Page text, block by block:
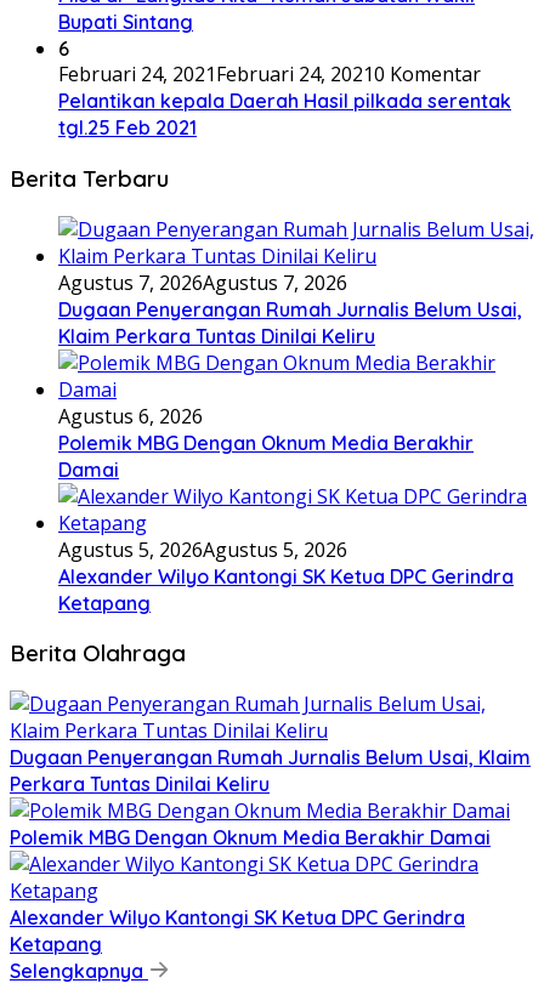
Bupati Sintang
6
Februari 24, 2021Februari 24, 20210 Komentar
Pelantikan kepala Daerah Hasil pilkada serentak
tgl.25 Feb 2021
Berita Terbaru
Agustus 7, 2026Agustus 7, 2026
Dugaan Penyerangan Rumah Jurnalis Belum Usai,
Klaim Perkara Tuntas Dinilai Keliru
Agustus 6, 2026
Polemik MBG Dengan Oknum Media Berakhir
Damai
Agustus 5, 2026Agustus 5, 2026
Alexander Wilyo Kantongi SK Ketua DPC Gerindra
Ketapang
Berita Olahraga
Dugaan Penyerangan Rumah Jurnalis Belum Usai, Klaim
Perkara Tuntas Dinilai Keliru
Polemik MBG Dengan Oknum Media Berakhir Damai
Alexander Wilyo Kantongi SK Ketua DPC Gerindra
Ketapang
Selengkapnya